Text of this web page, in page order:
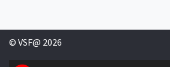
© VSF@ 2026